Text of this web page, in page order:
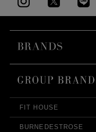
FIT HOUSE
BURNEDESTROSE